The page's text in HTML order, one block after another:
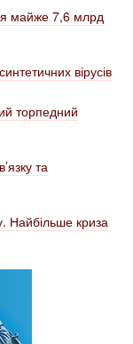
майже 7,6 млрд
вірусів
торпедний
та
Найбільше криза